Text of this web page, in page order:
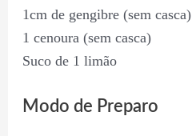
1cm de gengibre (sem casca)
1 cenoura (sem casca)
Suco de 1 limão
Modo de Preparo